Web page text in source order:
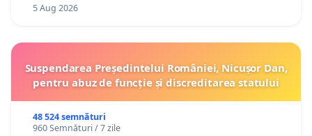
5 Aug 2026
Suspendarea Președintelui României, Nicușor Dan,
pentru abuz de funcție și discreditarea statului
48 524 semnături
960 Semnături / 7 zile